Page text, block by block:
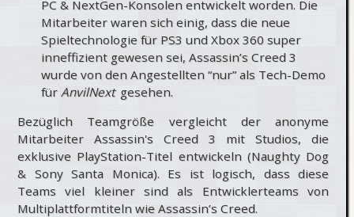
PC & NextGen-Konsolen entwickelt worden. Die
Mitarbeiter waren sich einig, dass die neue
Spieltechnologie für PS3 und Xbox 360 super
inneffizient gewesen sei, Assassin’s Creed 3
wurde von den Angestellten “nur” als Tech-Demo
für AnvilNext gesehen.
Bezüglich Teamgröße vergleicht der anonyme
Mitarbeiter Assassin's Creed 3 mit Studios, die
exklusive PlayStation-Titel entwickeln (Naughty Dog
& Sony Santa Monica). Es ist logisch, dass diese
Teams viel kleiner sind als Entwicklerteams von
Multiplattformtiteln wie Assassin’s Creed.